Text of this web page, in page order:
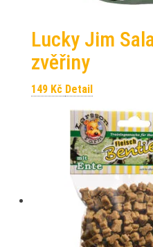
Lucky Jim
zvěřiny
149 Kč Detail